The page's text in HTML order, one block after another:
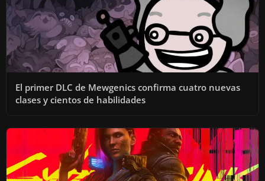
El primer DLC de Mewgenics confirma cuatro nuevas
clases y cientos de habilidades